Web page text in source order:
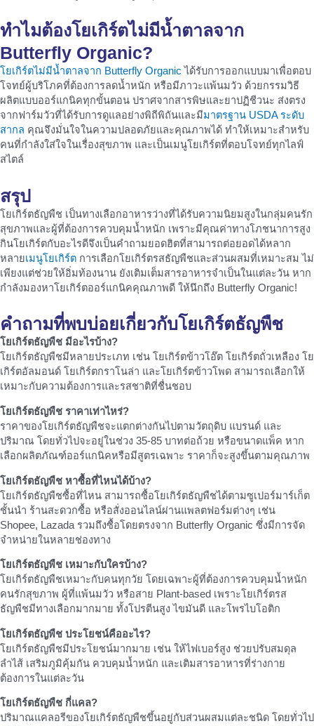
ทำไมต้องโยเกิร์ตไม่มีน้ำตาลจาก
Butterfly Organic?
โยเกิร์ตไม่มีน้ำตาลจาก Butterfly Organic ได้รับการออกแบบมาเพื่อตอบ
โจทย์ผู้บริโภคที่ต้องการลดน้ำหนัก หรือมีภาวะแพ้นมวัว ด้วยกรรมวิธี
ผลิตแบบออร์แกนิคทุกขั้นตอน ปราศจากสารพิษและยาปฏิชีวนะ ส่งตรง
จากฟาร์มวัวที่ได้รับการดูแลอย่างพิถีพิถันและมีมาตรฐาน USDA ระดับ
สากล คุณจึงมั่นใจในความปลอดภัยและคุณภาพได้ ทำให้เหมาะสำหรับ
คนที่กำลังใส่ใจในเรื่องสุขภาพ และเป็นเมนูโยเกิร์ตที่ตอบโจทย์ทุกไลฟ์
สไตล์
สรุป
โยเกิร์ตธัญพืช เป็นทางเลือกอาหารว่างที่ได้รับความนิยมสูงในกลุ่มคนรัก
สุขภาพและผู้ที่ต้องการควบคุมน้ำหนัก เพราะมีคุณค่าทางโภชนาการสูง
กินโยเกิร์ตกับอะไรดีจึงเป็นคำถามยอดฮิตที่สามารถต่อยอดได้หลาก
หลายเมนูโยเกิร์ต การเลือกโยเกิร์ตรสธัญพืชและส่วนผสมที่เหมาะสม ไม่
เพียงแต่ช่วยให้อิ่มท้องนาน ยังเติมเต็มสารอาหารจำเป็นในแต่ละวัน หาก
กำลังมองหาโยเกิร์ตออร์แกนิคคุณภาพดี ให้นึกถึง Butterfly Organic!
คำถามที่พบบ่อยเกี่ยวกับโยเกิร์ตธัญพืช
โยเกิร์ตธัญพืช มีอะไรบ้าง?
โยเกิร์ตธัญพืชมีหลายประเภท เช่น โยเกิร์ตข้าวโอ๊ต โยเกิร์ตถั่วเหลือง โย
เกิร์ตอัลมอนด์ โยเกิร์ตกราโนล่า และโยเกิร์ตข้าวโพด สามารถเลือกให้
เหมาะกับความต้องการและรสชาติที่ชื่นชอบ
โยเกิร์ตธัญพืช ราคาเท่าไหร่?
ราคาของโยเกิร์ตธัญพืชจะแตกต่างกันไปตามวัตถุดิบ แบรนด์ และ
ปริมาณ โดยทั่วไปจะอยู่ในช่วง 35-85 บาทต่อถ้วย หรือขนาดแพ็ค หาก
เลือกผลิตภัณฑ์ออร์แกนิคหรือมีสูตรเฉพาะ ราคาก็จะสูงขึ้นตามคุณภาพ
โยเกิร์ตธัญพืช หาซื้อที่ไหนได้บ้าง?
โยเกิร์ตธัญพืชซื้อที่ไหน สามารถซื้อโยเกิร์ตธัญพืชได้ตามซูเปอร์มาร์เก็ต
ชั้นนำ ร้านสะดวกซื้อ หรือสั่งออนไลน์ผ่านแพลตฟอร์มต่างๆ เช่น
Shopee, Lazada รวมถึงซื้อโดยตรงจาก Butterfly Organic ซึ่งมีการจัด
จำหน่ายในหลายช่องทาง
โยเกิร์ตธัญพืช เหมาะกับใครบ้าง?
โยเกิร์ตธัญพืชเหมาะกับคนทุกวัย โดยเฉพาะผู้ที่ต้องการควบคุมน้ำหนัก
คนรักสุขภาพ ผู้ที่แพ้นมวัว หรือสาย Plant-based เพราะโยเกิร์ตรส
ธัญพืชมีทางเลือกมากมาย ทั้งโปรตีนสูง ไขมันดี และโพรไบโอติก
โยเกิร์ตธัญพืช ประโยชน์คืออะไร?
โยเกิร์ตธัญพืชมีประโยชน์มากมาย เช่น ให้ไฟเบอร์สูง ช่วยปรับสมดุล
ลำไส้ เสริมภูมิคุ้มกัน ควบคุมน้ำหนัก และเติมสารอาหารที่ร่างกาย
ต้องการในแต่ละวัน
โยเกิร์ตธัญพืช กี่แคล?
ปริมาณแคลอรีของโยเกิร์ตธัญพืชขึ้นอยู่กับส่วนผสมแต่ละชนิด โดยทั่วไป